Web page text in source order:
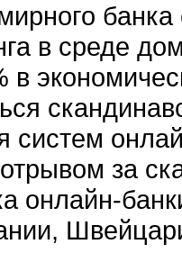
банка
в среде
в
систем
за
онлайн-